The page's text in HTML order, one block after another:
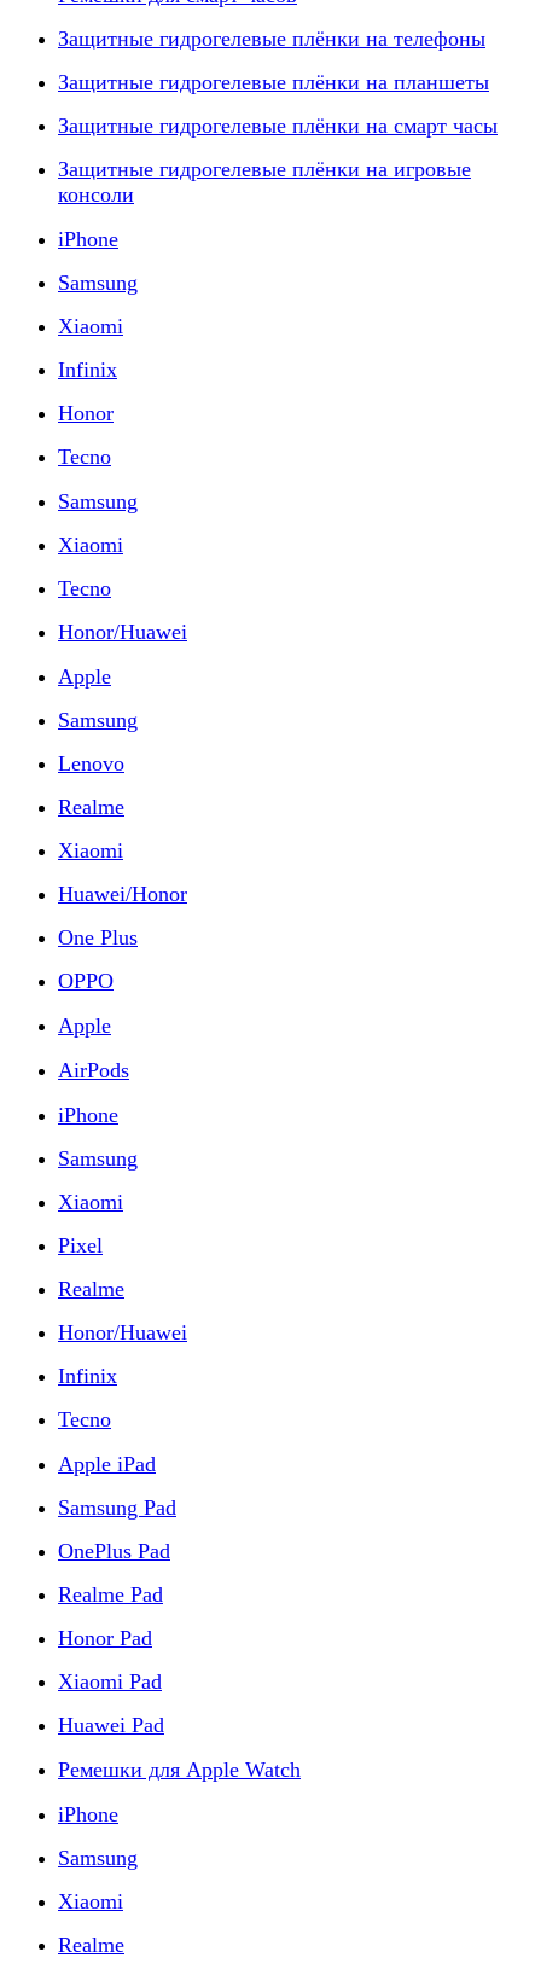
Защитные гидрогелевые плёнки на телефоны
Защитные гидрогелевые плёнки на планшеты
Защитные гидрогелевые плёнки на смарт часы
Защитные гидрогелевые плёнки на игровые
консоли
iPhone
Samsung
Xiaomi
Infinix
Honor
Tecno
Samsung
Xiaomi
Tecno
Honor/Huawei
Apple
Samsung
Lenovo
Realme
Xiaomi
Huawei/Honor
One Plus
OPPO
Apple
AirPods
iPhone
Samsung
Xiaomi
Pixel
Realme
Honor/Huawei
Infinix
Tecno
Apple iPad
Samsung Pad
OnePlus Pad
Realme Pad
Honor Pad
Xiaomi Pad
Huawei Pad
Ремешки для Apple Watch
iPhone
Samsung
Xiaomi
Realme